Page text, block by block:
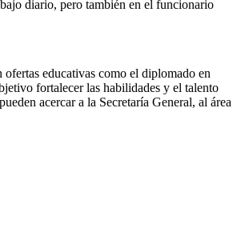
diario, pero también en el funcionario
educativas como el diplomado en
fortalecer las habilidades y el talento
acercar a la Secretaría General, al área